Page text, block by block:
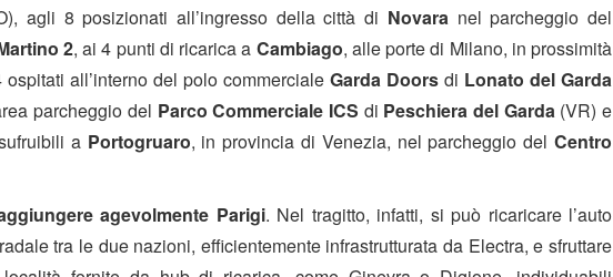
agli 8 posizionati all’ingresso della città di Novaranel parcheggio del
2, ai 4 punti di ricarica a Cambiago, alle porte di Milano, in prossimità
all’interno del polo commerciale Garda Doors di Lonato del Garda
parcheggio del Parco Commerciale ICS di Peschiera del Garda(VR) e
a Portogruaro, in provincia di Venezia, nel parcheggio del Centro
agevolmente Parigi. Nel tragitto, infatti, si può ricaricare l’auto
tra le due nazioni, efficientemente infrastrutturata da Electra, e sfruttare